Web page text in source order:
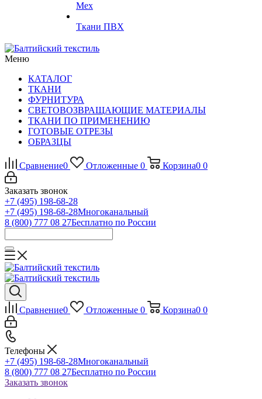
Мех
Ткани ПВХ
Меню
КАТАЛОГ
ТКАНИ
ФУРНИТУРА
СВЕТОВОЗВРАЩАЮЩИЕ МАТЕРИАЛЫ
ТКАНИ ПО ПРИМЕНЕНИЮ
ГОТОВЫЕ ОТРЕЗЫ
ОБРАЗЦЫ
Сравнение0 Отложенные 0 Корзина0 0
Заказать звонок
+7 (495) 198-68-28
+7 (495) 198-68-28Многоканальный
8 (800) 777 08 27Бесплатно по России
Сравнение0 Отложенные 0 Корзина0 0
Телефоны
+7 (495) 198-68-28Многоканальный
8 (800) 777 08 27Бесплатно по России
Заказать звонок